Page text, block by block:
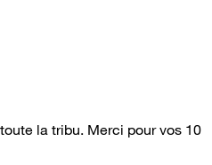
la tribu. Merci pour vos 10